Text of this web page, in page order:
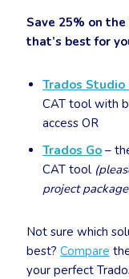
Save 25% on
that’s best for
Trados Studio
CAT tool with
access OR
Trados Go –
CAT tool
project
Not sure which
best? Compare
your perfect